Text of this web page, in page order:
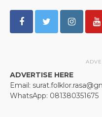
ADVERTISE HERE
Email:
WhatsApp: 081380351675